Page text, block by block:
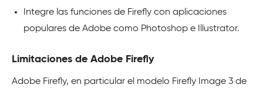
Integre las funciones de Firefly con aplicaciones
populares de Adobe como Photoshop e Illustrator.
Limitaciones de Adobe Firefly
Adobe Firefly, en particular el modelo Firefly Image 3 de